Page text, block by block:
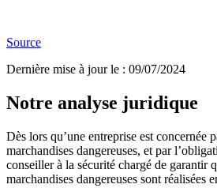
Source
Dernière mise à jour le : 09/07/2024
Notre analyse juridique
Dès lors qu’une entreprise est concernée
marchandises dangereuses, et par
conseiller à la sécurité chargé de garantir
marchandises dangereuses sont réalisées